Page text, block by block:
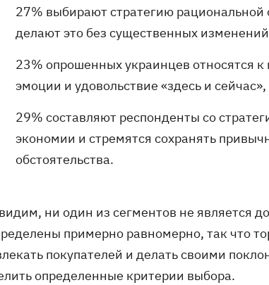
27% выбирают стратегию
делают это без существенных
23% опрошенных украинцев относятся
эмоции и удовольствие «здесь и
29% составляют респонденты со
экономии и стремятся сохранять
обстоятельства.
ни один из сегментов не является
примерно равномерно, так что
покупателей и делать своими
определенные критерии выбора.